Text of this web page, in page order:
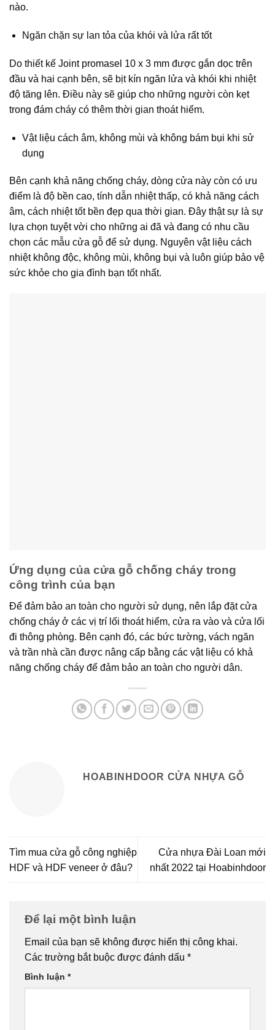
nào.
Ngăn chặn sự lan tỏa của khói và lửa rất tốt
Do thiết kế Joint promasel 10 x 3 mm được gắn dọc trên
đầu và hai cạnh bên, sẽ bịt kín ngăn lửa và khói khi nhiệt
độ tăng lên. Điều này sẽ giúp cho những người còn kẹt
trong đám cháy có thêm thời gian thoát hiểm.
Vật liệu cách âm, không mùi và không bám bụi khi sử
dụng
Bên cạnh khả năng chống cháy, dòng cửa này còn có ưu
điểm là độ bền cao, tính dẫn nhiệt thấp, có khả năng cách
âm, cách nhiệt tốt bền đẹp qua thời gian. Đây thật sự là sự
lựa chọn tuyệt vời cho những ai đã và đang có nhu cầu
chọn các mẫu cửa gỗ để sử dụng. Nguyên vật liệu cách
nhiệt không độc, không mùi, không bụi và luôn giúp bảo vệ
sức khỏe cho gia đình bạn tốt nhất.
Ứng dụng của cửa gỗ chống cháy trong
công trình của bạn
Để đảm bảo an toàn cho người sử dụng, nên lắp đặt cửa
chống cháy ở các vị trí lối thoát hiểm, cửa ra vào và cửa lối
đi thông phòng. Bên cạnh đó, các bức tường, vách ngăn
và trần nhà cần được nâng cấp bằng các vật liệu có khả
năng chống cháy để đảm bảo an toàn cho người dân.
HOABINHDOOR CỬA NHỰA GỖ
Tìm mua cửa gỗ công nghiệp
HDF và HDF veneer ở đâu?
Cửa nhựa Đài Loan mới
nhất 2022 tại Hoabinhdoor
Để lại một bình luận
Email của bạn sẽ không được hiển thị công khai.
Các trường bắt buộc được đánh dấu *
Bình luận *